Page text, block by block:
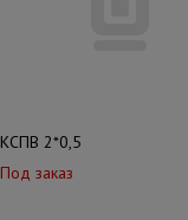
КСПВ 2*0,5
Под заказ